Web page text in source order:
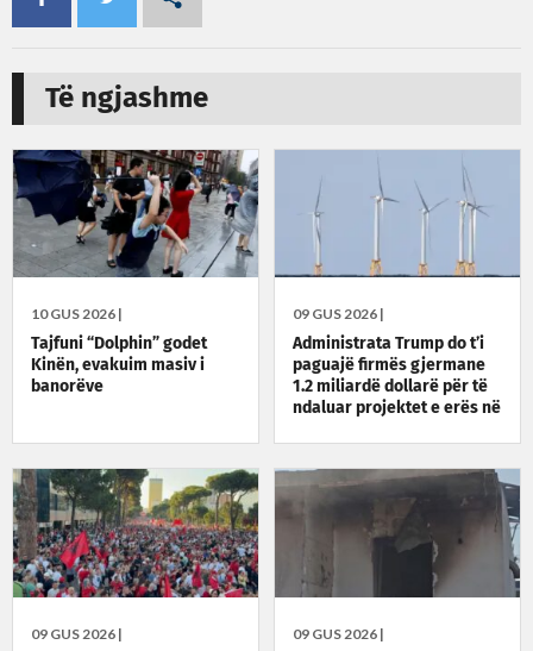
Të ngjashme
10 GUS 2026 |
Tajfuni “Dolphin” godet
Kinën, evakuim masiv i
banorëve
09 GUS 2026 |
Administrata Trump do t’i
paguajë firmës gjermane
1.2 miliardë dollarë për të
ndaluar projektet e erës në
09 GUS 2026 | 09 GUS 2026 |